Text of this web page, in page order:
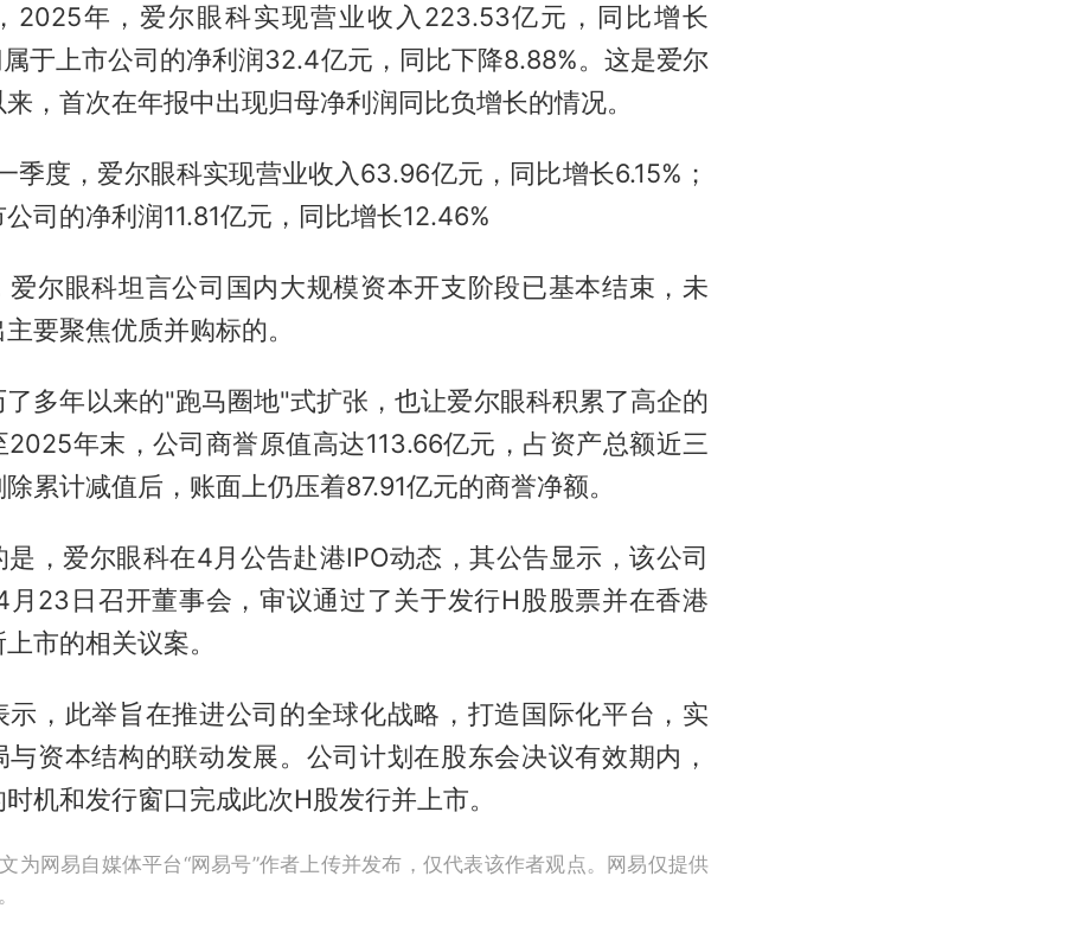
2025年，爱尔眼科实现营业收入223.53亿元，同比增长
于上市公司的净利润32.4亿元，同比下降8.88%。这是爱尔
，首次在年报中出现归母净利润同比负增长的情况。
季度，爱尔眼科实现营业收入63.96亿元，同比增长6.15%；
司的净利润11.81亿元，同比增长12.46%
爱尔眼科坦言公司国内大规模资本开支阶段已基本结束，未
要聚焦优质并购标的。
多年以来的"跑马圈地"式扩张，也让爱尔眼科积累了高企的
2025年末，公司商誉原值高达113.66亿元，占资产总额近三
累计减值后，账面上仍压着87.91亿元的商誉净额。
是，爱尔眼科在4月公告赴港IPO动态，其公告显示，该公司
23日召开董事会，审议通过了关于发行H股股票并在香港
市的相关议案。
示，此举旨在推进公司的全球化战略，打造国际化平台，实
与资本结构的联动发展。公司计划在股东会决议有效期内，
机和发行窗口完成此次H股发行并上市。
为网易自媒体平台“网易号”作者上传并发布，仅代表该作者观点。网易仅提供